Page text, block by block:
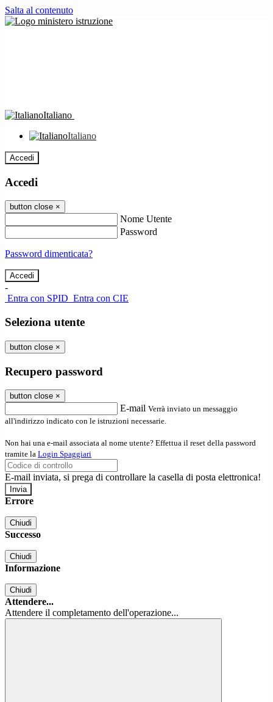
Salta al contenuto
Italiano
Italiano
Accedi
Accedi
button close ×
Nome Utente
Password
Password dimenticata?
-
Entra con SPID Entra con CIE
Seleziona utente
button close ×
Recupero password
button close ×
E-mail Verrà inviato un messaggio
all'indirizzo indicato con le istruzioni necessarie.
Non hai una e-mail associata al nome utente? Effettua il reset della password
tramite la Login Spaggiari
E-mail inviata, si prega di controllare la casella di posta elettronica!
Errore
Chiudi
Successo
Chiudi
Informazione
Chiudi
Attendere...
Attendere il completamento dell'operazione...